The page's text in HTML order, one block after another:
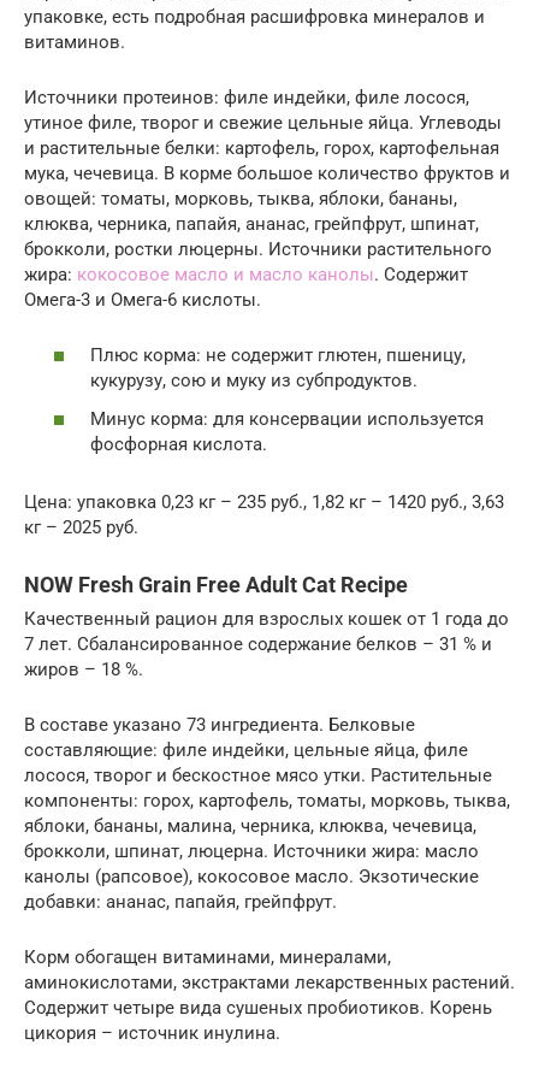
упаковке, есть подробная расшифровка минералов и
витаминов.
Источники протеинов: филе индейки, филе лосося,
утиное филе, творог и свежие цельные яйца. Углеводы
и растительные белки: картофель, горох, картофельная
мука, чечевица. В корме большое количество фруктов и
овощей: томаты, морковь, тыква, яблоки, бананы,
клюква, черника, папайя, ананас, грейпфрут, шпинат,
брокколи, ростки люцерны. Источники растительного
жира: кокосовое масло и масло канолы. Содержит
Омега-3 и Омега-6 кислоты.
Плюс корма: не содержит глютен, пшеницу,
кукурузу, сою и муку из субпродуктов.
Минус корма: для консервации используется
фосфорная кислота.
Цена: упаковка 0,23 кг – 235 руб., 1,82 кг – 1420 руб., 3,63
кг – 2025 руб.
NOW Fresh Grain Free Adult Cat Recipe
Качественный рацион для взрослых кошек от 1 года до
7 лет. Сбалансированное содержание белков – 31 % и
жиров – 18 %.
В составе указано 73 ингредиента. Белковые
составляющие: филе индейки, цельные яйца, филе
лосося, творог и бескостное мясо утки. Растительные
компоненты: горох, картофель, томаты, морковь, тыква,
яблоки, бананы, малина, черника, клюква, чечевица,
брокколи, шпинат, люцерна. Источники жира: масло
канолы (рапсовое), кокосовое масло. Экзотические
добавки: ананас, папайя, грейпфрут.
Корм обогащен витаминами, минералами,
аминокислотами, экстрактами лекарственных растений.
Содержит четыре вида сушеных пробиотиков. Корень
цикория – источник инулина.